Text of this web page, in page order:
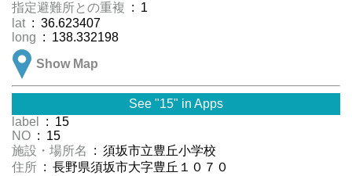
指定避難所との重複 : 1
lat : 36.623407
long : 138.332198
Show Map
See "15" in Apps
label
: 15
NO : 15
施設・場所名
: 須坂市立豊丘小学校
住所 : 長野県須坂市大字豊丘１０７０